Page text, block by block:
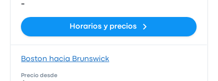
-
Horarios y precios
Boston hacia Brunswick
Precio desde